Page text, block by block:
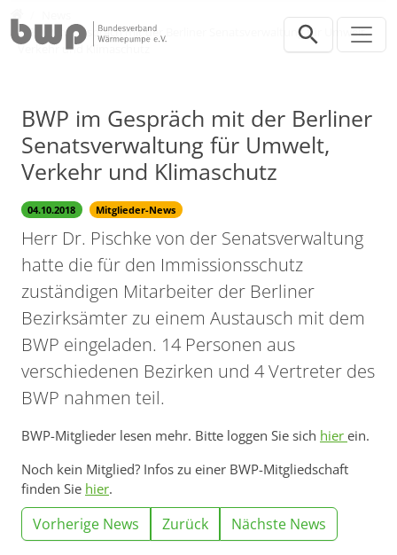
BWP im Gespräch mit der Berliner Senatsverwaltung für Umwelt,
Verkehr und Klimaschutz
BWP im Gespräch mit der Berliner
Senatsverwaltung für Umwelt,
Verkehr und Klimaschutz
04.10.2018 Mitglieder-News
Herr Dr. Pischke von der Senatsverwaltung
hatte die für den Immissionsschutz
zuständigen Mitarbeiter der Berliner
Bezirksämter zu einem Austausch mit dem
BWP eingeladen. 14 Personen aus
verschiedenen Bezirken und 4 Vertreter des
BWP nahmen teil.
BWP-Mitglieder lesen mehr. Bitte loggen Sie sich hier ein.
Noch kein Mitglied? Infos zu einer BWP-Mitgliedschaft
finden Sie hier.
Vorherige News Zurück Nächste News